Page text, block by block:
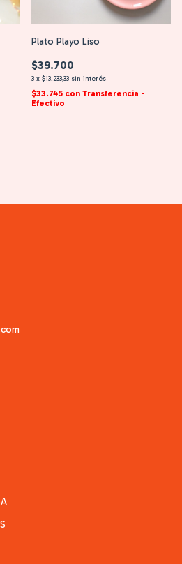
Plato Playo Liso
$39.700
3 x $13.233,33 sin interés
$33.745 con Transferencia -
Efectivo